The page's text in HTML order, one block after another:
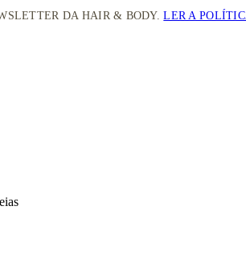
DA HAIR & BODY.LER A